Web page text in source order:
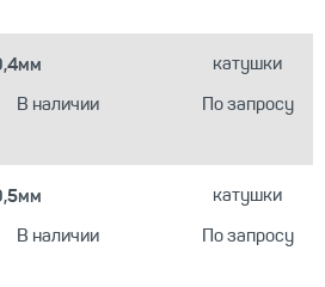
катушки
В наличии По запросу
катушки
В наличии По запросу